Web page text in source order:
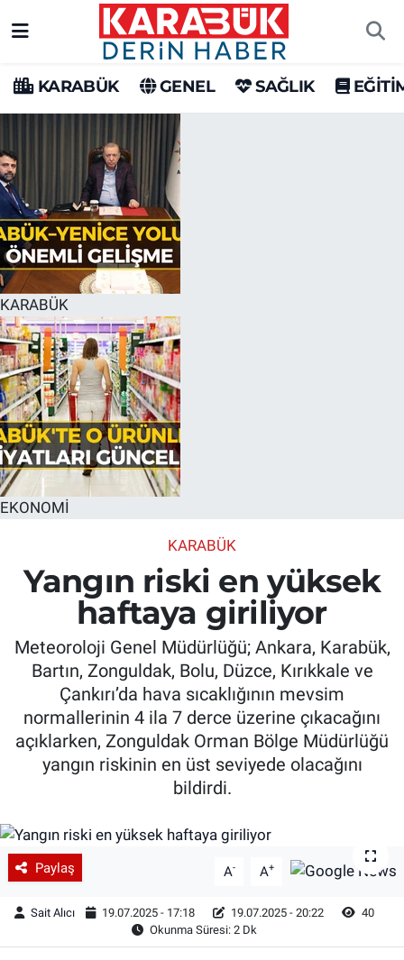
KARABÜK GENEL SAĞLIK
KARABÜK
EKONOMİ
KARABÜK
Yangın riski en yüksek
haftaya giriliyor
Meteoroloji Genel Müdürlüğü; Ankara, Karabük,
Bartın, Zonguldak, Bolu, Düzce, Kırıkkale ve
Çankırı’da hava sıcaklığının mevsim
normallerinin 4 ila 7 derce üzerine çıkacağını
açıklarken, Zonguldak Orman Bölge Müdürlüğü
yangın riskinin en üst seviyede olacağını
bildirdi.
Paylaş A- A+
Sait Alıcı 19.07.2025 - 17:18 19.07.2025 - 20:22
40
Okunma Süresi: 2 Dk
Karabük Hava Durumu
Karabük Trafik Yoğunluk Haritası
Süper Lig Puan Durumu ve Fikstür
Tüm Manşetler
Son Dakika Haberleri
Haber Arşivi